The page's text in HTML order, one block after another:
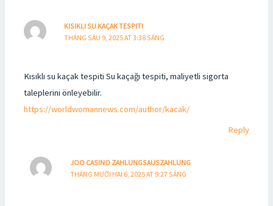
KISIKLI SU KAÇAK TESPITI
THÁNG SÁU 9, 2025 AT 3:38 SÁNG
Kısıklı su kaçak tespiti Su kaçağı tespiti, maliyetli sigorta
taleplerini önleyebilir.
https://worldwomannews.com/author/kacak/
Reply
JOO CASINO ZAHLUNGSAUSZAHLUNG
THÁNG MƯỜI HAI 6, 2025 AT 9:27 SÁNG